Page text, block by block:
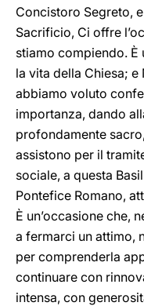
Concistoro Segreto,
Sacrificio, Ci offre
stiamo compiendo.
la vita della Chiesa;
abbiamo voluto
importanza, dando
profondamente
assistono per il
sociale, a questa
Pontefice Romano,
È un’occasione che,
a fermarci un attimo,
per comprenderla
continuare con
intensa, con